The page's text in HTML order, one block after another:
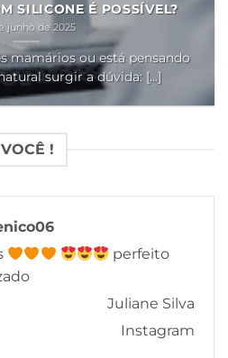
SILICONE É POSSÍVEL?
junho de 2025
mamários ou está pensando
surgir a dúvida: [...]
!
perfeito
Juliane Silva
Instagram